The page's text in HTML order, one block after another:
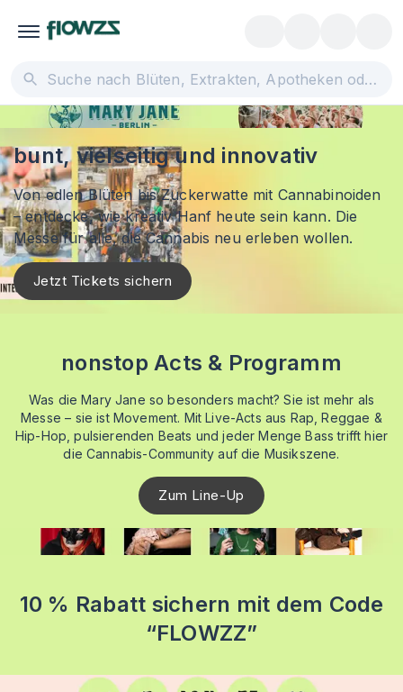
bunt, vielseitig und innovativ
Von edlen Blüten bis Zuckerwatte mit Cannabinoiden
– entdecke, wie kreativ Hanf heute sein kann. Die
Messe für alle, die Cannabis neu erleben wollen.
Jetzt Tickets sichern
nonstop Acts & Programm
Was die Mary Jane so besonders macht? Sie ist mehr als
Messe – sie ist Movement. Mit Live-Acts aus Rap, Reggae &
Hip-Hop, pulsierenden Beats und jeder Menge Bass trifft hier
die Cannabis-Community auf die Musikszene.
Zum Line-Up
10 % Rabatt sichern mit dem Code
“FLOWZZ”